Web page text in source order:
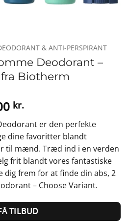
& ANTI-PERSPIRANT
Deodorant –
Biotherm
kr..
kr.Den
aktuelle
pris
er:
249,00 kr..
er den perfekte
dine favoritter blandt
til mænd. Træd ind i en verden
frit blandt vores fantastiske
dig frem for at finde din abs, 2
– Choose Variant.
TILBUD